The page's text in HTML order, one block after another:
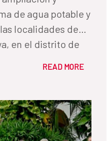
de agua potable y
localidades de
en el distrito de
con el
de Zulueta.
READ MORE